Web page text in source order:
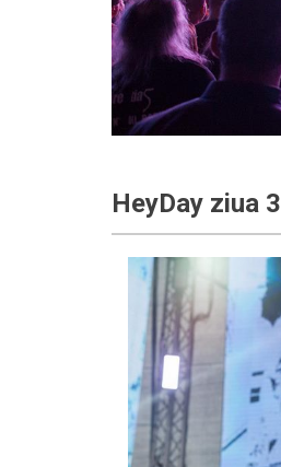
HeyDay ziua 3